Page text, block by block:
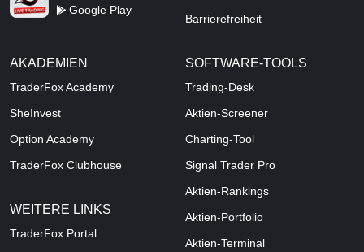
Google Play
Barrierefreiheit
AKADEMIEN
TraderFox Academy
SheInvest
Option Academy
TraderFox Clubhouse
WEITERE LINKS
TraderFox Portal
SOFTWARE-TOOLS
Trading-Desk
Aktien-Screener
Charting-Tool
Signal Trader Pro
Aktien-Rankings
Aktien-Portfolio
Aktien-Terminal